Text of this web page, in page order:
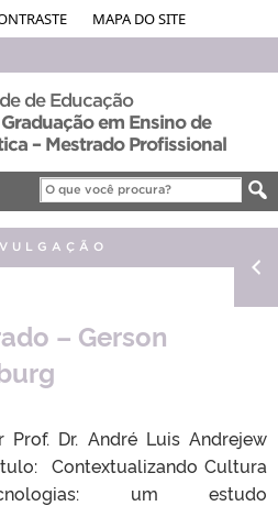
MAPA DO SITE
de Educação
em Ensino de
– Mestrado Profissional
– Gerson
Prof. Dr. André Luis Andrejew
Contextualizando Cultura
um estudo